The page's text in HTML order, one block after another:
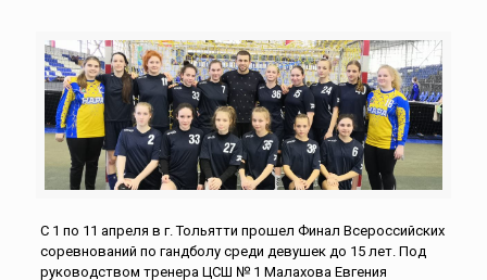
С 1 по 11 апреля в г. Тольятти прошел Финал Всероссийских
соревнований по гандболу среди девушек до 15 лет. Под
руководством тренера ЦСШ № 1 Малахова Евгения